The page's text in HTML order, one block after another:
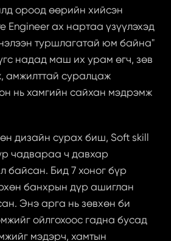
ороод өөрийн хийсэн
Engineer ах нартаа үзүүлэхэд
туршлагатай юм байна"
надад маш их урам өгч, зөв
амжилттай суралцаж
нь хамгийн сайхан мэдрэмж
дизайн сурах биш, Soft skill
чадвараа ч давхар
байсан. Бид 7 хоног бүр
банхрын дүр ашиглан
Энэ арга нь зөвхөн би
ойлгохоос гадна бусад
мэдэрч, хамтын